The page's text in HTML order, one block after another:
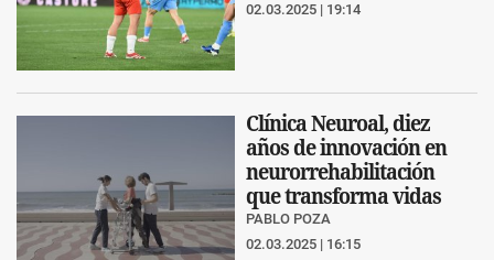
02.03.2025 | 19:14
Clínica Neuroal, diez
años de innovación en
neurorrehabilitación
que transforma vidas
PABLO POZA
02.03.2025 | 16:15